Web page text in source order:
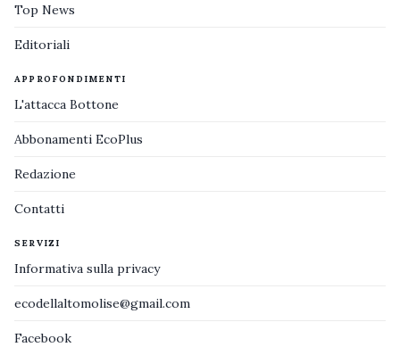
Top News
Editoriali
APPROFONDIMENTI
L'attacca Bottone
Abbonamenti EcoPlus
Redazione
Contatti
SERVIZI
Informativa sulla privacy
ecodellaltomolise@gmail.com
Facebook